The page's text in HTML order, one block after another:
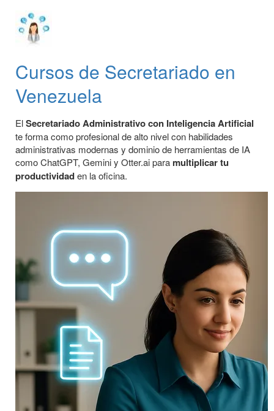
Cursos de Secretariado en
Venezuela
ElSecretariado Administrativo con Inteligencia Artificial
te forma como profesional de alto nivel con habilidades
administrativas modernas y dominio de herramientas de IA
como ChatGPT, Gemini y Otter.ai para multiplicar tu
productividaden la oficina.